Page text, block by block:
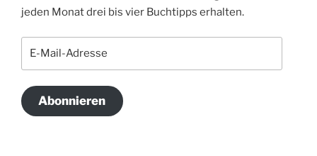
jeden Monat drei bis vier Buchtipps erhalten.
Abonnieren